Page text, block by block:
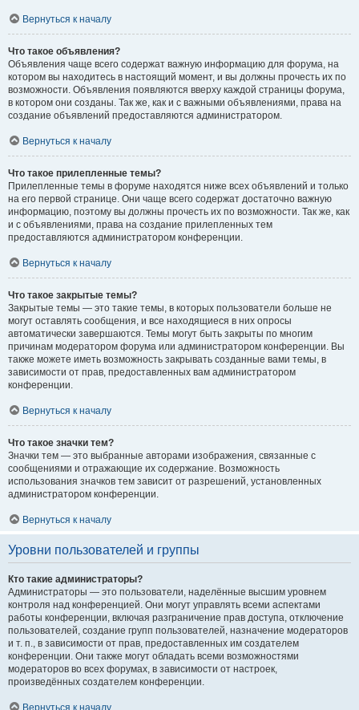
Вернуться к началу
Что такое объявления?
Объявления чаще всего содержат важную информацию для форума, на
котором вы находитесь в настоящий момент, и вы должны прочесть их по
возможности. Объявления появляются вверху каждой страницы форума,
в котором они созданы. Так же, как и с важными объявлениями, права на
создание объявлений предоставляются администратором.
Вернуться к началу
Что такое прилепленные темы?
Прилепленные темы в форуме находятся ниже всех объявлений и только
на его первой странице. Они чаще всего содержат достаточно важную
информацию, поэтому вы должны прочесть их по возможности. Так же, как
и с объявлениями, права на создание прилепленных тем
предоставляются администратором конференции.
Вернуться к началу
Что такое закрытые темы?
Закрытые темы — это такие темы, в которых пользователи больше не
могут оставлять сообщения, и все находящиеся в них опросы
автоматически завершаются. Темы могут быть закрыты по многим
причинам модератором форума или администратором конференции. Вы
также можете иметь возможность закрывать созданные вами темы, в
зависимости от прав, предоставленных вам администратором
конференции.
Вернуться к началу
Что такое значки тем?
Значки тем — это выбранные авторами изображения, связанные с
сообщениями и отражающие их содержание. Возможность
использования значков тем зависит от разрешений, установленных
администратором конференции.
Вернуться к началу
Уровни пользователей и группы
Кто такие администраторы?
Администраторы — это пользователи, наделённые высшим уровнем
контроля над конференцией. Они могут управлять всеми аспектами
работы конференции, включая разграничение прав доступа, отключение
пользователей, создание групп пользователей, назначение модераторов
и т. п., в зависимости от прав, предоставленных им создателем
конференции. Они также могут обладать всеми возможностями
модераторов во всех форумах, в зависимости от настроек,
произведённых создателем конференции.
Вернуться к началу